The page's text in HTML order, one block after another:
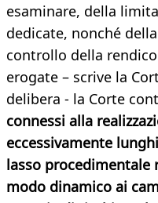
esaminare, della
dedicate, nonché
controllo della
erogate – scrive la
delibera - la Corte
connessi alla
eccessivamente
lasso procedimentale
modo dinamico ai